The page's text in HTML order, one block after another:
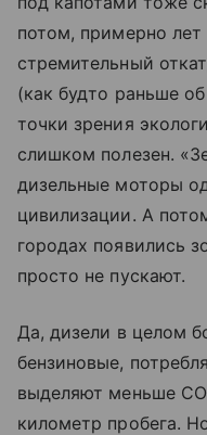
потом, примерно лет
стремительный
(как будто раньше
точки зрения
слишком полезен.
дизельные моторы
цивилизации. А
городах появились
просто не пускают.
Да, дизели в целом
бензиновые,
выделяют меньше
километр пробега.